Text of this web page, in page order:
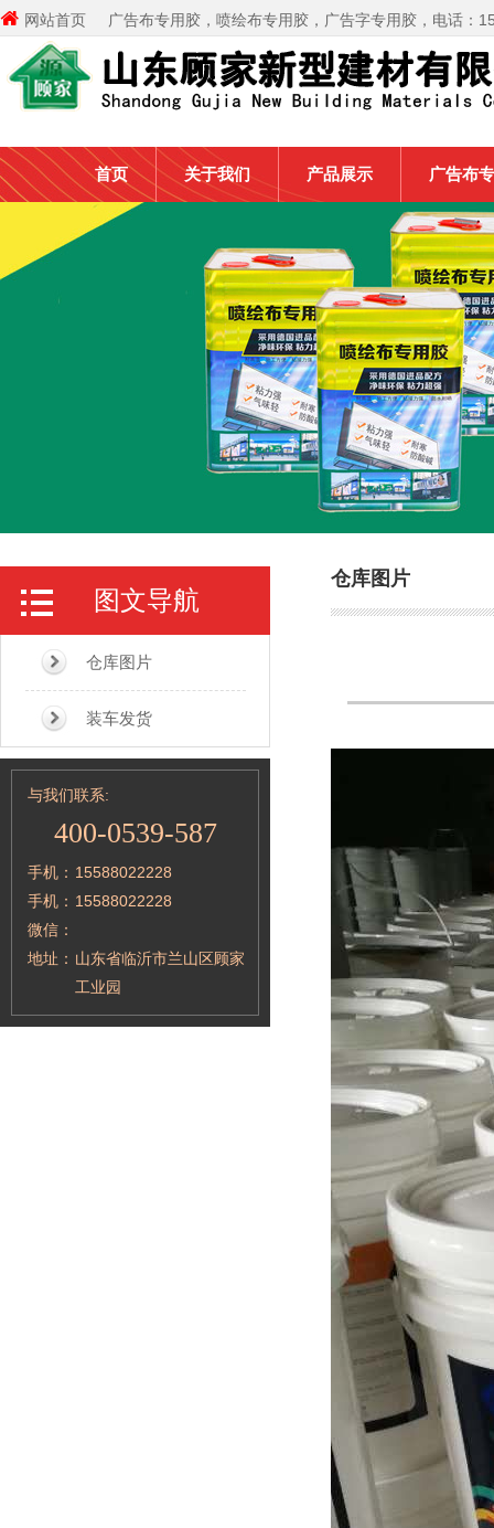
 网站首页 广告布专用胶，喷绘布专用胶，广告字专用胶，电话：
首页 关于我们 产品展示 广告布
图文导航
仓库图片
装车发货
与我们联系:
400-0539-587
手机： 15588022228
手机： 15588022228
微信：
地址： 山东省临沂市兰山区顾家
工业园
仓库图片